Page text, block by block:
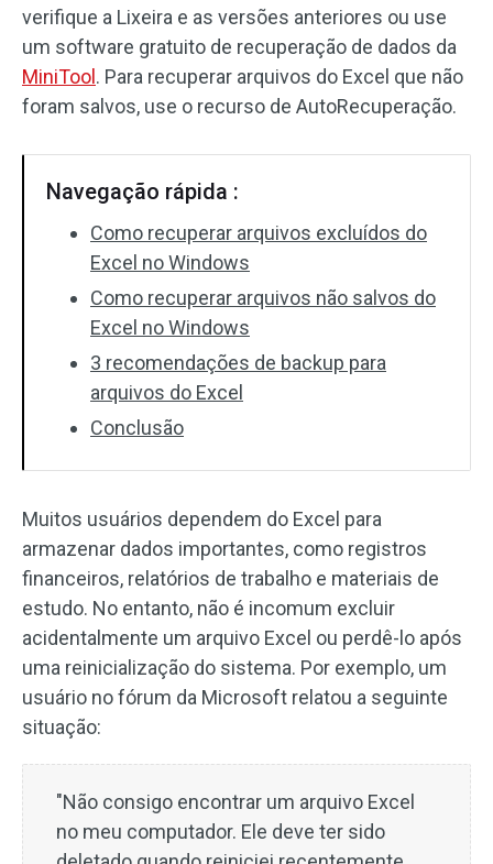
verifique a Lixeira e as versões anteriores ou use
um software gratuito de recuperação de dados da
MiniTool . Para recuperar arquivos do Excel que não
foram salvos, use o recurso de AutoRecuperação.
Navegação rápida :
Como recuperar arquivos excluídos do
Excel no Windows
Como recuperar arquivos não salvos do
Excel no Windows
3 recomendações de backup para
arquivos do Excel
Conclusão
Muitos usuários dependem do Excel para
armazenar dados importantes, como registros
financeiros, relatórios de trabalho e materiais de
estudo. No entanto, não é incomum excluir
acidentalmente um arquivo Excel ou perdê-lo após
uma reinicialização do sistema. Por exemplo, um
usuário no fórum da Microsoft relatou a seguinte
situação:
"Não consigo encontrar um arquivo Excel
no meu computador. Ele deve ter sido